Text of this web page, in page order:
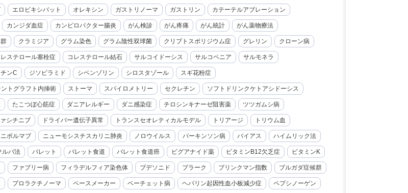
エロビキシバット オレキシン ガストリノーマ ガストリン カテーテルアブレーション
カンジダ血症 カンピロバクター腸炎 がん検診 がん疼痛 がん統計 がん薬物療法
クラミジア グラム染色 グラム陰性双球菌 クリプトスポリジウム症 グレリン クローン病
ステロール塞栓症 コレステロール結石 サルコイドーシス サルコペニア サルモネラ
ンC ジソピラミド シベンゾリン シロスタゾール スギ花粉症
ントグラフト内挿術 ストーマ スパイロメトリー セクレチン ソフトドリンクケトアシドーシス
たこつぼ心筋症 ダニアレルギー ダニ感染症 チロシンキナーゼ阻害薬 ツツガムシ病
ァシチニブ ドライバー遺伝子異常 トランスセオレティカルモデル トリアージ トリウム血
ニボルマブ ニューモシスチスカリニ肺炎 ノロウイルス パーキンソン病 バイアス ハイムリック法
ルバ法 バレット バレット食道 バレット食道癌 ビグアナイド薬 ビタミンB12欠乏症 ビタミンK
ファブリー病 フィラデルフィア染色体 ブデソニド プラーク ブリンクマン指数 ブルガダ症候群
プロラクチノーマ ペースメーカー ベーチェット病 ヘパリン起因性血小板減少症 ペプシノーゲン